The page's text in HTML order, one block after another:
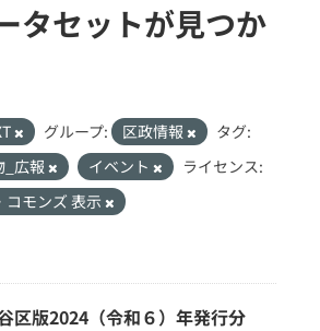
タセットが見つか
グループ: 区政情報
タグ:
_広報 イベント
ライセンス:
コモンズ 表示
区版2024（令和６）年発行分